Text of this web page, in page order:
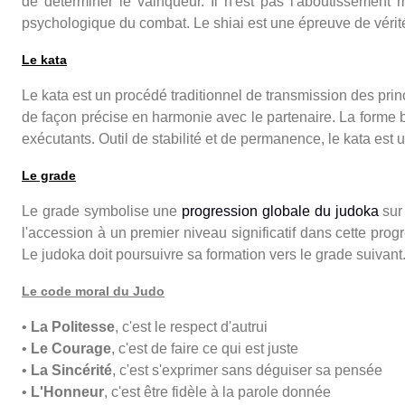
psychologique du combat. Le shiai est une épreuve de
Le kata
Le kata est un procédé traditionnel de transmission des
de façon précise en harmonie avec le partenaire. La
exécutants. Outil de stabilité et de permanence, le kata
Le grade
Le grade symbolise une progression globale du judoka
l'accession à un premier niveau significatif dans cette
Le judoka doit poursuivre sa formation vers le grade suivant.
Le code moral du Judo
• La Politesse, c'est le respect d'autrui
• Le Courage, c'est de faire ce qui est juste
• La Sincérité, c'est s'exprimer sans déguiser sa pensée
• L'Honneur, c'est être fidèle à la parole donnée